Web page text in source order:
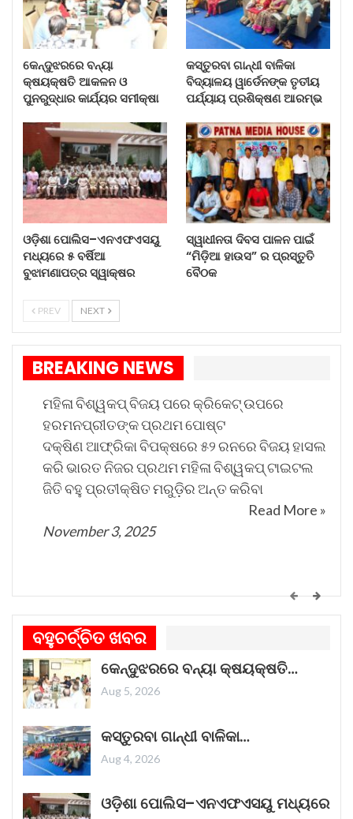
ସକାଳେ ଖାଲି ପେଟରେ ସର୍ବଦା ଏହାର ସେବନ କରନ୍ତୁ।
ଏପରି ଭାବେ ମହୁ ଓ ରସୁଣର ସେବନ କରିବା ଦ୍ୱାରା
ରୋଗ ପ୍ରତିରୋଧକ ଶକ୍ତି ବୃଦ୍ଧି ହୋଇଥାଏ। ବିଭିନ୍ନ ପ୍ରକାର
ସଂକ୍ରମଣରୁ ଶରୀରକୁ ରକ୍ଷା କରିଥାଏ।
କେନ୍ଦୁଝରରେ ବନ୍ୟା
କ୍ଷୟକ୍ଷତି ଆକଳନ ଓ
ପୁନରୁଦ୍ଧାର କାର୍ଯ୍ୟର ସମୀକ୍ଷା
କସ୍ତୁରବା ଗାନ୍ଧୀ ବାଳିକା
ବିଦ୍ୟାଳୟ ୱାର୍ଡେନଙ୍କ ତୃତୀୟ
ପର୍ଯ୍ୟାୟ ପ୍ରଶିକ୍ଷଣ ଆରମ୍ଭ
ଓଡ଼ିଶା ପୋଲିସ–ଏନଏଫଏସୟୁ
ମଧ୍ୟରେ ୫ ବର୍ଷିଆ
ବୁଝାମଣାପତ୍ର ସ୍ୱାକ୍ଷର
ସ୍ୱାଧୀନତା ଦିବସ ପାଳନ ପାଇଁ
“ମିଡ଼ିଆ ହାଉସ” ର ପ୍ରସ୍ତୁତି
ବୈଠକ
PREV NEXT
BREAKING NEWS
ମହିଳା ବିଶ୍ୱକପ୍ ବିଜୟ ପରେ କ୍ରିକେଟ୍ ଉପରେ
ହରମନପ୍ରୀତଙ୍କ ପ୍ରଥମ ପୋଷ୍ଟ
ଦକ୍ଷିଣ ଆଫ୍ରିକା ବିପକ୍ଷରେ ୫୨ ରନରେ ବିଜୟ ହାସଲ
କରି ଭାରତ ନିଜର ପ୍ରଥମ ମହିଳା ବିଶ୍ୱକପ୍ ଟାଇଟଲ
ଜିତି ବହୁ ପ୍ରତୀକ୍ଷିତ ମରୁଡ଼ିର ଅନ୍ତ କରିବା
Read More »
November 3, 2025
କେମିତି ଚାଲିଛି କଟକ ଐତିହାସିକ ବାଲିଯାତ୍ରା ପ୍ରସ୍ତୁତି
ଗୀତଟି କାନରେ ପଡ଼ିଲେ, ଆଖି ଆଗରେ ନାଚିଯାଏ
ଓଡ଼ିଶାର ନୌବାଣିଜ୍ୟ ପରମ୍ପରା । ଓଡ଼ିଶାର ପ୍ରାଚୀନ
ନାମ କଳିଙ୍ଗ । ପ୍ରାଚୀନ କଳିଙ୍ଗକୁ ସମୃଦ୍ଧ କରିଥିଲା
ନୌବାଣିଜ୍ୟ
“ଥମ୍ମା”ର ଏହି ରାକ୍ଷସ ଦର୍ଶକଙ୍କ ହୃଦୟ ଜିତିବାରେ
ବହୁଚର୍ଚ୍ଚିତ ଖବର
କେନ୍ଦୁଝରରେ ବନ୍ୟା କ୍ଷୟକ୍ଷତି…
Aug 5, 2026
କସ୍ତୁରବା ଗାନ୍ଧୀ ବାଳିକା…
Aug 4, 2026
ଓଡ଼ିଶା ପୋଲିସ–ଏନଏଫଏସୟୁ ମଧ୍ୟରେ